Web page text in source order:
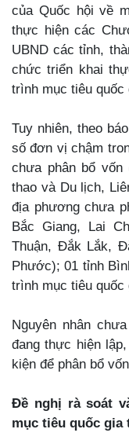
của Quốc hội về
thực hiện các
UBND các tỉnh,
chức triển khai
trình mục tiêu
Tuy nhiên, theo
số đơn vị chậm
chưa phân bổ vốn
thao và Du lịch,
địa phương chưa
Bắc Giang, Lai
Thuận, Đắk Lắk,
Phước); 01 tỉnh
trình mục tiêu quốc
Nguyên nhân
đang thực hiện
kiện để phân bổ
Đề nghị rà soát
mục tiêu quốc gia